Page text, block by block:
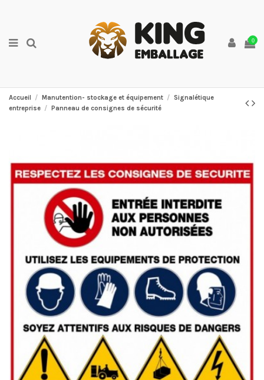
0
Accueil Manutention- stockage et équipement
Signalétique
entreprise
Panneau de consignes de sécurité